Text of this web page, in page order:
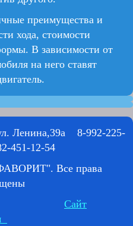
преимущества и
хода, стоимости
В зависимости от
на него ставят
Ленина,39а 8-992-225-
451-12-54
Все права
Сайт